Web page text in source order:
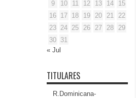
9
10 11 12 13 14
15
16 17 18 19 20 21
22
23 24 25 26 27 28
29
30 31
« Jul
TITULARES
R.Dominicana-